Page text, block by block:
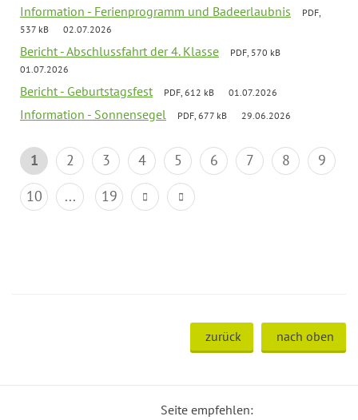
Information - Ferienprogramm und Badeerlaubnis
PDF,
537 kB
02.07.2026
Bericht - Abschlussfahrt der 4. Klasse
PDF, 570 kB
01.07.2026
Bericht - Geburtstagsfest PDF, 612 kB 01.07.2026
Information - Sonnensegel PDF, 677 kB 29.06.2026
1 2 3 4 5 6 7 8
9
10
... 19
zurück nach oben
Seite empfehlen: